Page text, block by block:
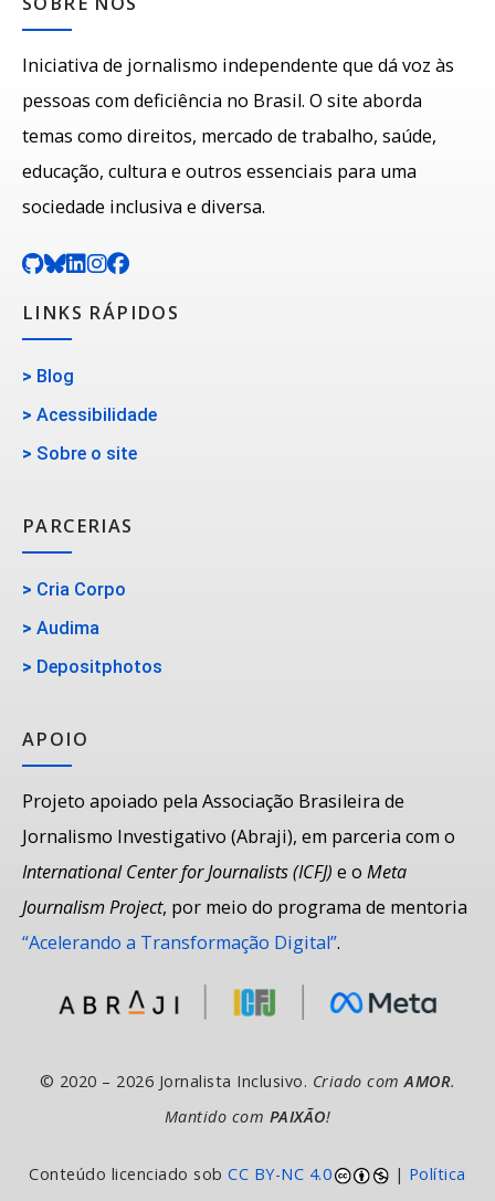
Iniciativa de jornalismo independente que dá voz às
pessoas com deficiência no Brasil. O site aborda
temas como direitos, mercado de trabalho, saúde,
educação, cultura e outros essenciais para uma
sociedade inclusiva e diversa.
LINKS RÁPIDOS
> Blog
> Acessibilidade
> Sobre o site
PARCERIAS
> Cria Corpo
> Audima
> Depositphotos
APOIO
Projeto apoiado pela Associação Brasileira de
Jornalismo Investigativo (Abraji), em parceria com o
International Center for Journalists (ICFJ) e o Meta
Journalism Project, por meio do programa de mentoria
“Acelerando a Transformação Digital”.
© 2020 – 2026 Jornalista Inclusivo. Criado comAMOR.
Mantido com PAIXÃO!
Conteúdo licenciado sobCC BY-NC 4.0 | Política